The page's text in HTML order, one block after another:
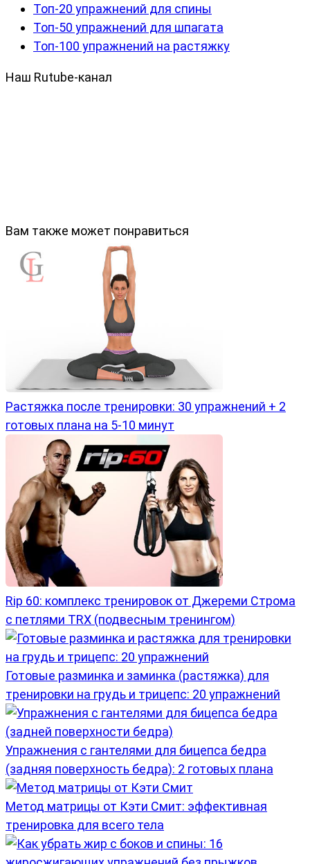
Топ-20 упражнений для спины
Топ-50 упражнений для шпагата
Топ-100 упражнений на растяжку
Наш Rutube-канал
Вам также может понравиться
Растяжка после тренировки: 30 упражнений + 2
готовых плана на 5-10 минут
Rip 60: комплекс тренировок от Джереми Строма
с петлями TRX (подвесным тренингом)
Готовые разминка и заминка (растяжка) для
тренировки на грудь и трицепс: 20 упражнений
Упражнения с гантелями для бицепса бедра
(задняя поверхность бедра): 2 готовых плана
Метод матрицы от Кэти Смит: эффективная
тренировка для всего тела